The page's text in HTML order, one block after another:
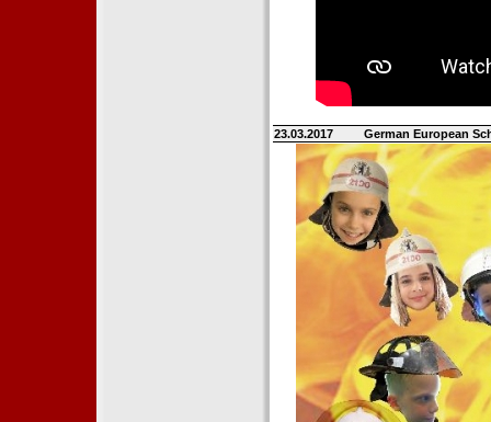
23.03.2017 German European